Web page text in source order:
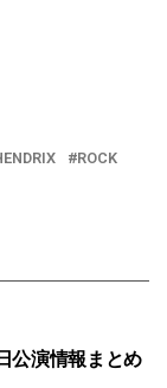
ROCK
公演情報まとめ